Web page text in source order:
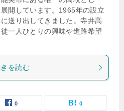
開しています。1965年の設立
送り出してきました。寺井高
一人ひとりの興味や進路希望
を読む
0 0